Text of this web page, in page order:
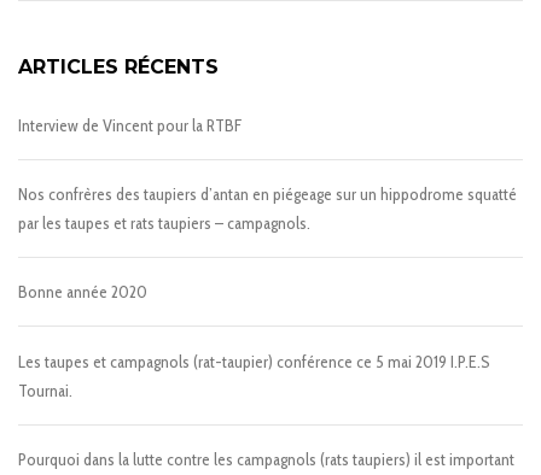
ARTICLES RÉCENTS
Interview de Vincent pour la RTBF
Nos confrères des taupiers d’antan en piégeage sur un hippodrome squatté
par les taupes et rats taupiers – campagnols.
Bonne année 2020
Les taupes et campagnols (rat-taupier) conférence ce 5 mai 2019 I.P.E.S
Tournai.
Pourquoi dans la lutte contre les campagnols (rats taupiers) il est important